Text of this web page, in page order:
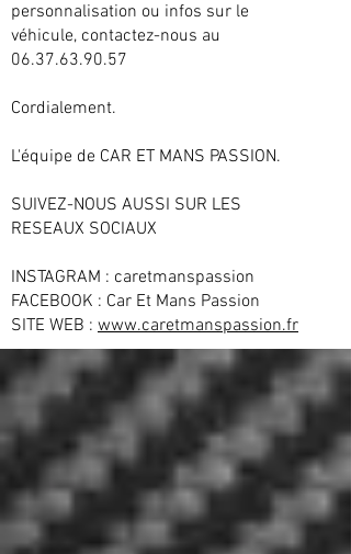
personnalisation ou infos sur le
véhicule, contactez-nous au
06.37.63.90.57
Cordialement.
L'équipe de CAR ET MANS PASSION.
SUIVEZ-NOUS AUSSI SUR LES
RESEAUX SOCIAUX
INSTAGRAM : caretmanspassion
FACEBOOK : Car Et Mans Passion
SITE WEB : www.caretmanspassion.fr